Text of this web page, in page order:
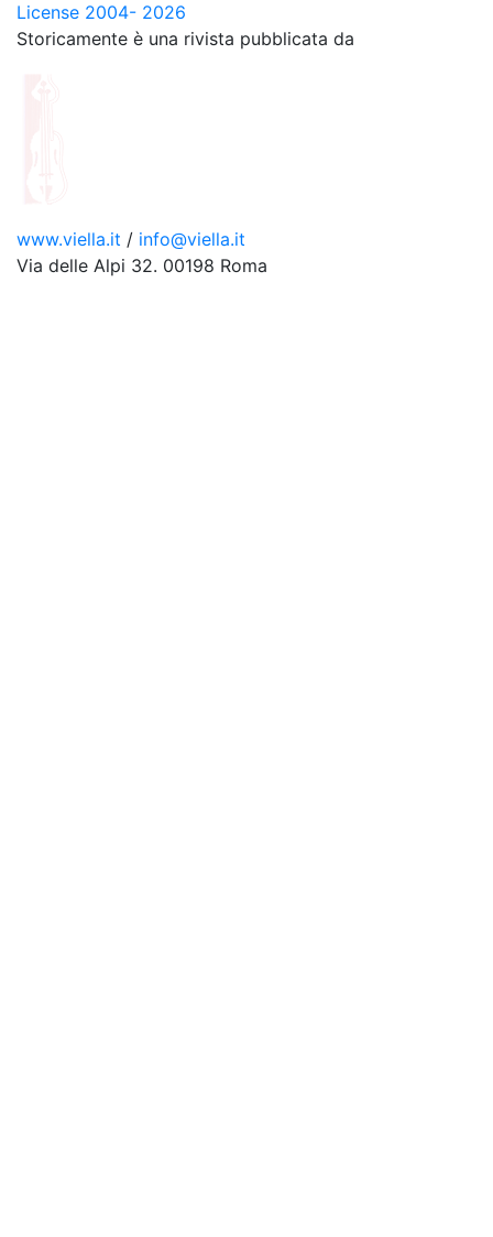
License 2004- 2026
Storicamente è una rivista pubblicata da
www.viella.it / info@viella.it
Via delle Alpi 32. 00198 Roma